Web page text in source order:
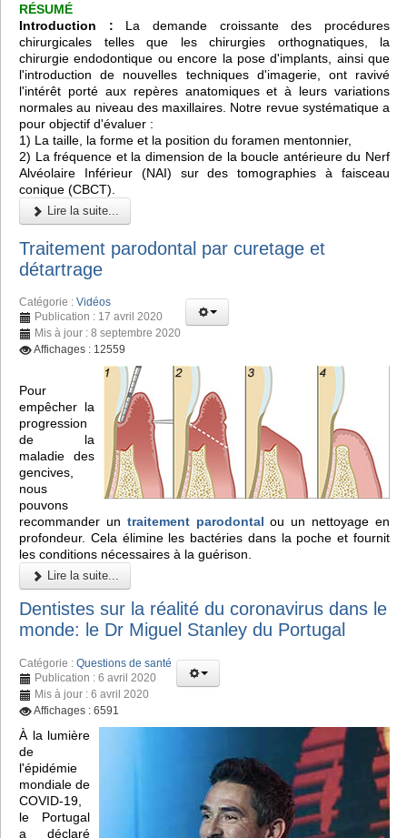
RÉSUMÉ
Introduction : La demande croissante des procédures
chirurgicales telles que les chirurgies orthognatiques, la
chirurgie endodontique ou encore la pose d'implants, ainsi que
l'introduction de nouvelles techniques d'imagerie, ont ravivé
l'intérêt porté aux repères anatomiques et à leurs variations
normales au niveau des maxillaires. Notre revue systématique a
pour objectif d'évaluer :
1) La taille, la forme et la position du foramen mentonnier,
2) La fréquence et la dimension de la boucle antérieure du Nerf
Alvéolaire Inférieur (NAI) sur des tomographies à faisceau
conique (CBCT).
Lire la suite...
Traitement parodontal par curetage et
détartrage
Catégorie : Vidéos
Publication : 17 avril 2020
Mis à jour : 8 septembre 2020
Affichages : 12559
Pour
empêcher la
progression
de la
maladie des
gencives,
nous
pouvons
recommander un traitement parodontal ou un nettoyage en
profondeur. Cela élimine les bactéries dans la poche et fournit
les conditions nécessaires à la guérison.
Lire la suite...
Dentistes sur la réalité du coronavirus dans le
monde: le Dr Miguel Stanley du Portugal
Catégorie : Questions de santé
Publication : 6 avril 2020
Mis à jour : 6 avril 2020
Affichages : 6591
À la lumière
de
l'épidémie
mondiale de
COVID-19,
le Portugal
a déclaré